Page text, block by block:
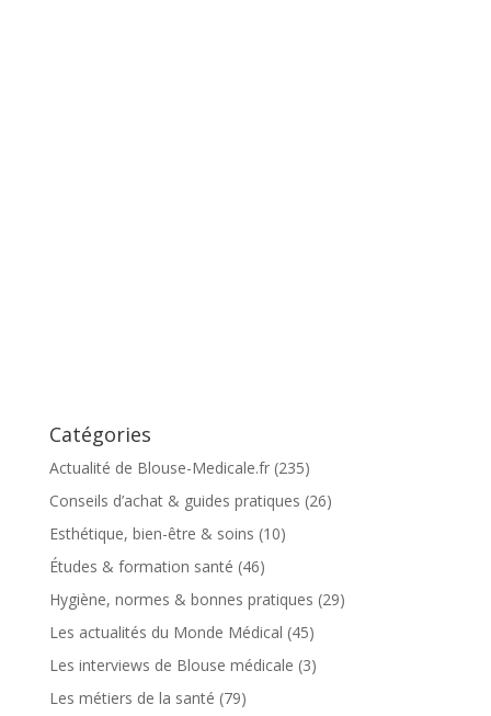
Catégories
Actualité de Blouse-Medicale.fr(235)
Conseils d’achat & guides pratiques (26)
Esthétique, bien-être & soins (10)
Études & formation santé (46)
Hygiène, normes & bonnes pratiques (29)
Les actualités du Monde Médical (45)
Les interviews de Blouse médicale (3)
Les métiers de la santé (79)